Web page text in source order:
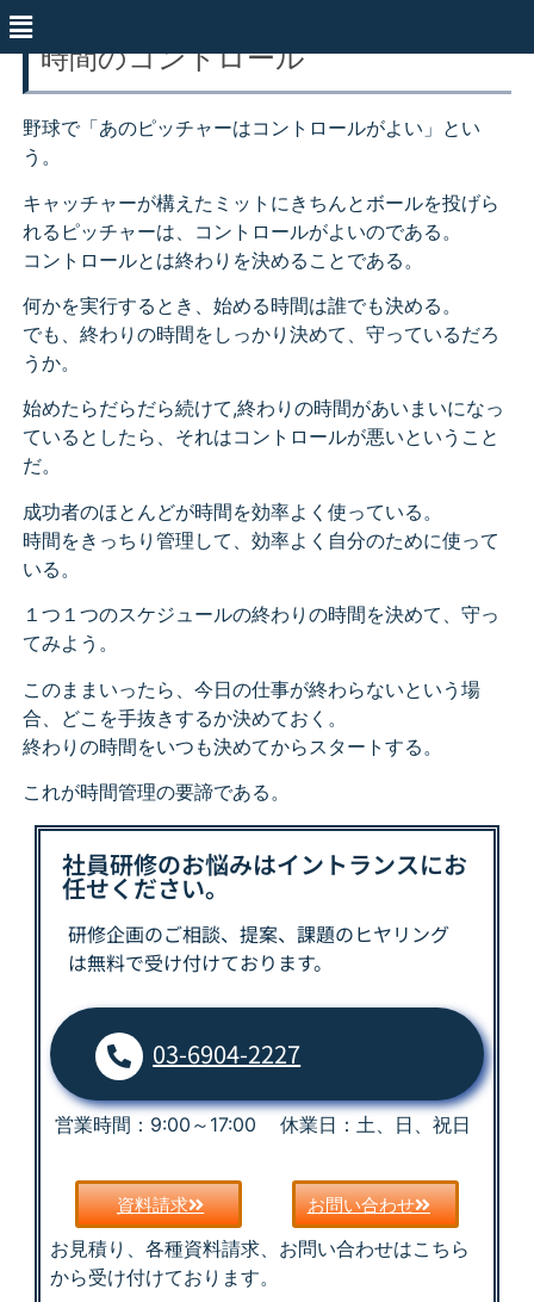
時間のコントロール
野球で「あのピッチャーはコントロールがよい」とい
う。
キャッチャーが構えたミットにきちんとボールを投げら
れるピッチャーは、コントロールがよいのである。
コントロールとは終わりを決めることである。
何かを実行するとき、始める時間は誰でも決める。
でも、終わりの時間をしっかり決めて、守っているだろ
うか。
始めたらだらだら続けて,終わりの時間があいまいになっ
ているとしたら、それはコントロールが悪いということ
だ。
成功者のほとんどが時間を効率よく使っている。
時間をきっちり管理して、効率よく自分のために使って
いる。
１つ１つのスケジュールの終わりの時間を決めて、守っ
てみよう。
このままいったら、今日の仕事が終わらないという場
合、どこを手抜きするか決めておく。
終わりの時間をいつも決めてからスタートする。
これが時間管理の要諦である。
社員研修のお悩みはイントランスにお
任せください。
研修企画のご相談、提案、課題のヒヤリング
は無料で受け付けております。
03-6904-2227
営業時間：9:00～17:00 休業日：土、日、祝日
資料請求 お問い合わせ
お見積り、各種資料請求、お問い合わせはこちら
から受け付けております。